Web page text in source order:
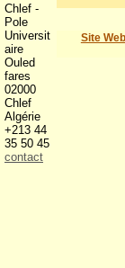
Site
Chlef -
Pole
Universit
aire
Ouled
fares
02000
Chlef
Algérie
+213 44
35 50 45
contact